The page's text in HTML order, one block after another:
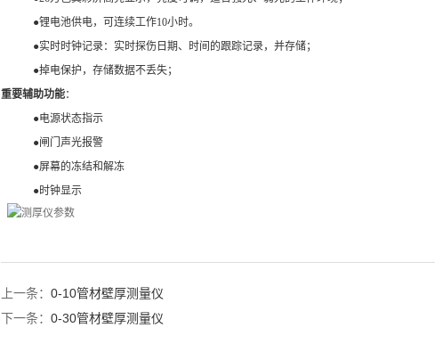
●锂电池供电，可连续工作10小时。
●实时时钟记录：实时探伤日期、时间的跟踪记录，并存储；
●掉电保护，存储数据不丢失；
重要辅助功能：
●电源状态指示
●闸门声光报警
●屏幕的冻结和解冻
●时钟显示
上一条： 0-10管材壁厚测量仪
下一条： 0-30管材壁厚测量仪